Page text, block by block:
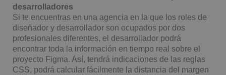
desarrolladores
Si te encuentras en una agencia en la que los roles de
diseñador y desarrollador son ocupados por dos
profesionales diferentes, el desarrollador podrá
encontrar toda la información en tiempo real sobre el
proyecto Figma. Así, tendrá indicaciones de las reglas
CSS, podrá calcular fácilmente la distancia del margen